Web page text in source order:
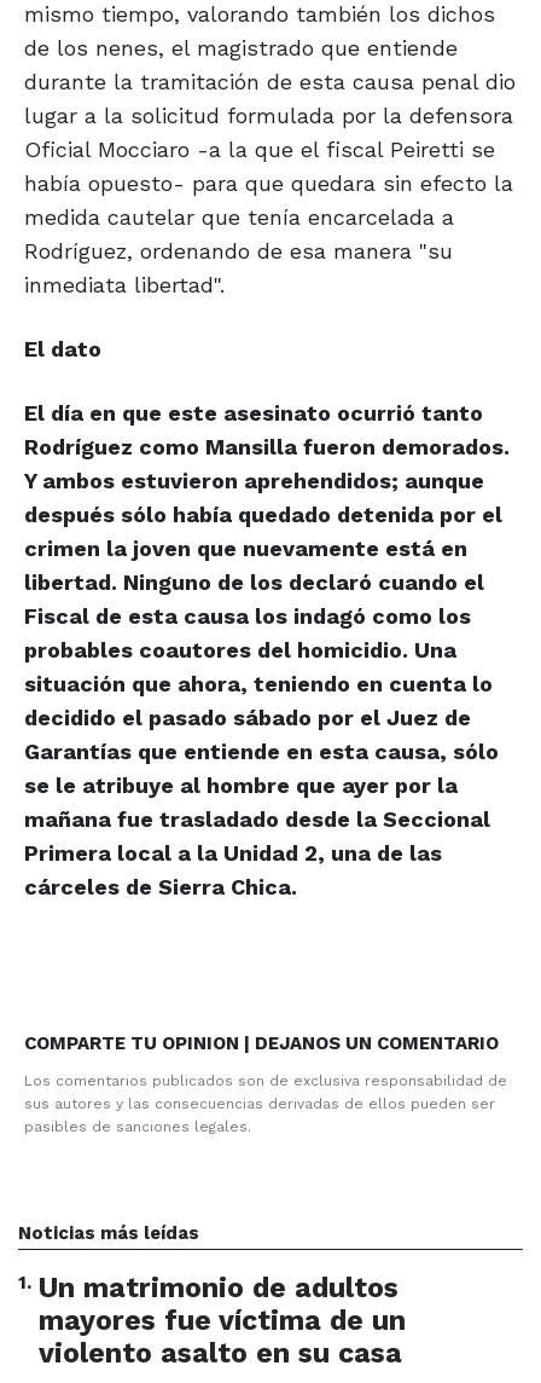
mismo tiempo, valorando también los dichos
de los nenes, el magistrado que entiende
durante la tramitación de esta causa penal dio
lugar a la solicitud formulada por la defensora
Oficial Mocciaro -a la que el fiscal Peiretti se
había opuesto- para que quedara sin efecto la
medida cautelar que tenía encarcelada a
Rodríguez, ordenando de esa manera "su
inmediata libertad".
El dato
El día en que este asesinato ocurrió tanto
Rodríguez como Mansilla fueron demorados.
Y ambos estuvieron aprehendidos; aunque
después sólo había quedado detenida por el
crimen la joven que nuevamente está en
libertad. Ninguno de los declaró cuando el
Fiscal de esta causa los indagó como los
probables coautores del homicidio. Una
situación que ahora, teniendo en cuenta lo
decidido el pasado sábado por el Juez de
Garantías que entiende en esta causa, sólo
se le atribuye al hombre que ayer por la
mañana fue trasladado desde la Seccional
Primera local a la Unidad 2, una de las
cárceles de Sierra Chica.
COMPARTE TU OPINION | DEJANOS UN COMENTARIO
Los comentarios publicados son de exclusiva responsabilidad de
sus autores y las consecuencias derivadas de ellos pueden ser
pasibles de sanciones legales.
Noticias más leídas
1. Un matrimonio de adultos
mayores fue víctima de un
violento asalto en su casa